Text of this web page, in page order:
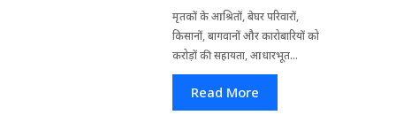
मृतकों के आश्रितों, बेघर परिवारों,
किसानों, बागवानों और कारोबारियों को
करोड़ों की सहायता, आधारभूत...
Read More